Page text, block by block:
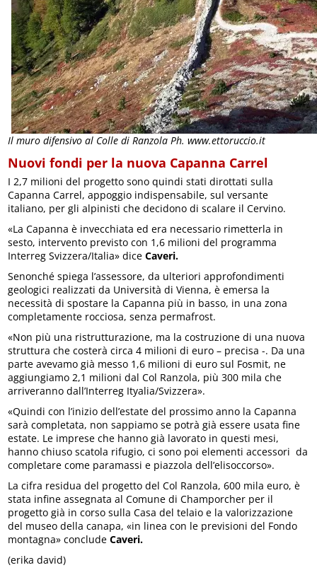
Il muro difensivo al Colle di Ranzola Ph. www.ettoruccio.it
Nuovi fondi per la nuova Capanna Carrel
I 2,7 milioni del progetto sono quindi stati dirottati sulla
Capanna Carrel, appoggio indispensabile, sul versante
italiano, per gli alpinisti che decidono di scalare il Cervino.
«La Capanna è invecchiata ed era necessario rimetterla in
sesto, intervento previsto con 1,6 milioni del programma
Interreg Svizzera/Italia» diceCaveri.
Senonché spiega l’assessore, da ulteriori approfondimenti
geologici realizzati da Università di Vienna, è emersa la
necessità di spostare la Capanna più in basso, in una zona
completamente rocciosa, senza permafrost.
«Non più una ristrutturazione, ma la costruzione di una nuova
struttura che costerà circa 4 milioni di euro – precisa -. Da una
parte avevamo già messo 1,6 milioni di euro sul Fosmit, ne
aggiungiamo 2,1 milioni dal Col Ranzola, più 300 mila che
arriveranno dall’Interreg Ityalia/Svizzera».
«Quindi con l’inizio dell’estate del prossimo anno la Capanna
sarà completata, non sappiamo se potrà già essere usata fine
estate. Le imprese che hanno già lavorato in questi mesi,
hanno chiuso scatola rifugio, ci sono poi elementi accessori da
completare come paramassi e piazzola dell’elisoccorso».
La cifra residua del progetto del Col Ranzola, 600 mila euro, è
stata infine assegnata al Comune di Champorcher per il
progetto già in corso sulla Casa del telaio e la valorizzazione
del museo della canapa, «in linea con le previsioni del Fondo
montagna» concludeCaveri.
(erika david)